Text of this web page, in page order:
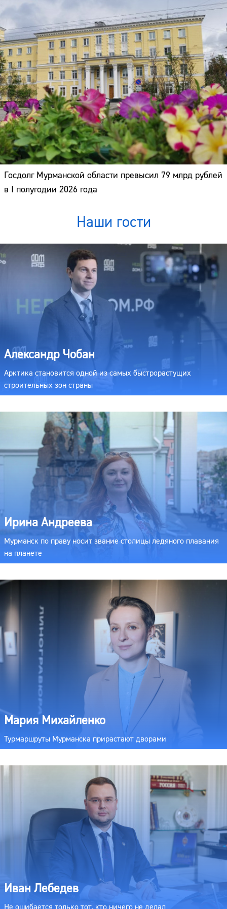
Госдолг Мурманской области превысил 79 млрд рублей
в I полугодии 2026 года
Наши гости
Александр Чобан
Арктика становится одной из самых быстрорастущих
строительных зон страны
Ирина Андреева
Мурманск по праву носит звание столицы ледяного плавания
на планете
Мария Михайленко
Турмаршруты Мурманска прирастают дворами
Иван Лебедев
Не ошибается только тот, кто ничего не делал